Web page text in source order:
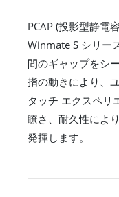
PCAP (投影型静電
Winmate S シリー
間のギャップをシ
指の動きにより、
タッチ エクスペリ
瞭さ、耐久性によ
発揮します。